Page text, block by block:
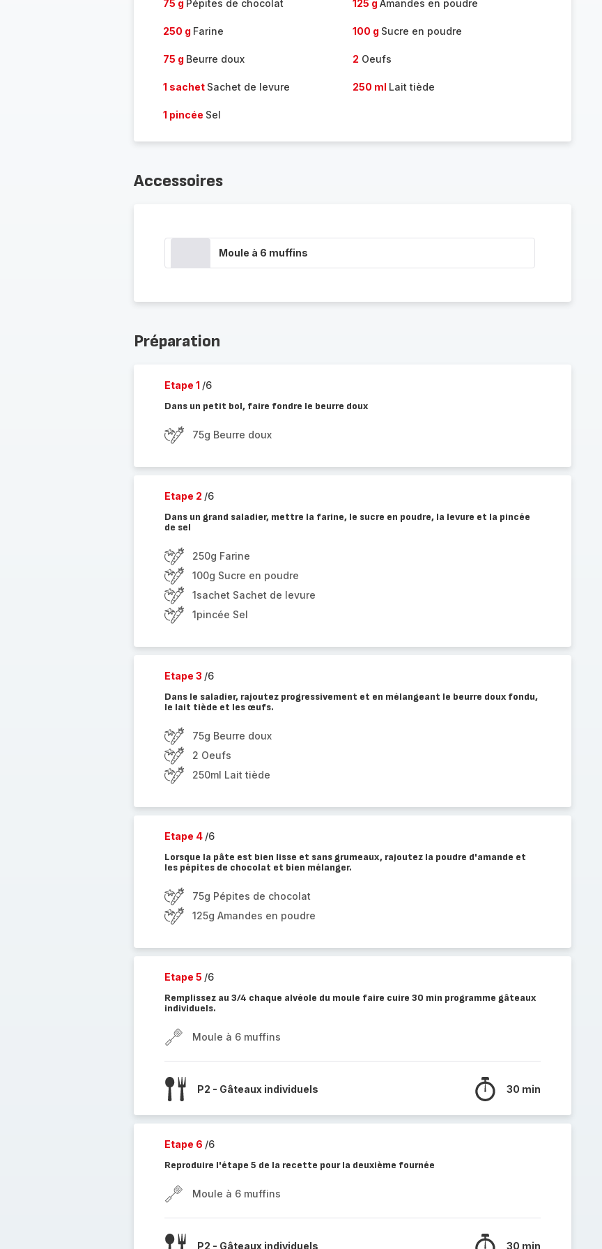
75 g Pépites de chocolat 125 g Amandes en poudre
250 g Farine 100 g Sucre en poudre
75 g Beurre doux 2 Oeufs
1 sachet Sachet de levure 250 ml Lait tiède
1 pincée Sel
Accessoires
Moule à 6 muffins
Préparation
Etape 1 /6
Dans un petit bol, faire fondre le beurre doux
75g Beurre doux
Etape 2 /6
Dans un grand saladier, mettre la farine, le sucre en poudre, la levure et la pincée
de sel
250g Farine
100g Sucre en poudre
1sachet Sachet de levure
1pincée Sel
Etape 3 /6
Dans le saladier, rajoutez progressivement et en mélangeant le beurre doux fondu,
le lait tiède et les œufs.
75g Beurre doux
2 Oeufs
250ml Lait tiède
Etape 4 /6
Lorsque la pâte est bien lisse et sans grumeaux, rajoutez la poudre d'amande et
les pépites de chocolat et bien mélanger.
75g Pépites de chocolat
125g Amandes en poudre
Etape 5 /6
Remplissez au 3/4 chaque alvéole du moule faire cuire 30 min programme gâteaux
individuels.
Moule à 6 muffins
P2 - Gâteaux individuels 30 min
Etape 6 /6
Reproduire l'étape 5 de la recette pour la deuxième fournée
Moule à 6 muffins
P2 - Gâteaux individuels 30 min